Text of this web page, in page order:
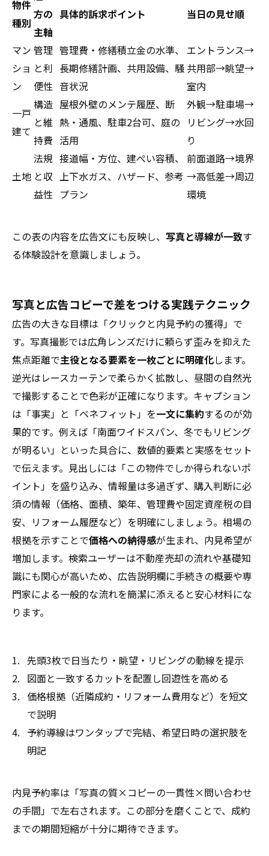
物件
種別
方の
主軸
具体的訴求ポイント 当日の見せ順
マン
ショ
ン
管理
と利
便性
管理費・修繕積立金の水準、
長期修繕計画、共用設備、騒
音状況
エントランス→
共用部→眺望→
室内
一戸
建て
構造
と維
持費
屋根外壁のメンテ履歴、断
熱・通風、駐車2台可、庭の
活用
外観→駐車場→
リビング→水回
り
土地
法規
と収
益性
接道幅・方位、建ぺい容積、
上下水ガス、ハザード、参考
プラン
前面道路→境界
→高低差→周辺
環境
この表の内容を広告文にも反映し、 写真と導線が一致す
る体験設計を意識しましょう。
写真と広告コピーで差をつける実践テクニック
広告の大きな目標は「クリックと内見予約の獲得」で
す。写真撮影では広角レンズだけに頼らず歪みを抑えた
焦点距離で主役となる要素を一枚ごとに明確化します。
逆光はレースカーテンで柔らかく拡散し、昼間の自然光
で撮影することで色彩が正確になります。キャプション
は「事実」と「ベネフィット」を一文に集約するのが効
果的です。例えば「南面ワイドスパン、冬でもリビング
が明るい」といった具合に、数値的要素と実感をセット
で伝えます。見出しには「この物件でしか得られないポ
イント」を盛り込み、情報量は多過ぎず、購入判断に必
須の情報（価格、面積、築年、管理費や固定資産税の目
安、リフォーム履歴など）を明確にしましょう。相場の
根拠を示すことで価格への納得感が生まれ、内見希望が
増加します。検索ユーザーは不動産売却の流れや基礎知
識にも関心が高いため、広告説明欄に手続きの概要や専
門家による一般的な流れを簡潔に添えると安心材料にな
ります。
先頭3枚で日当たり・眺望・リビングの動線を提示
図面と一致するカットを配置し回遊性を高める
価格根拠（近隣成約・リフォーム費用など）を短文
で説明
予約導線はワンタップで完結、希望日時の選択肢を
明記
内見予約率は「写真の質×コピーの一貫性×問い合わせ
の手間」で左右されます。この部分を磨くことで、成約
までの期間短縮が十分に期待できます。